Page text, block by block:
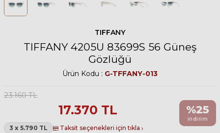
TIFFANY
TIFFANY 4205U 83699S 56 Güneş
Gözlüğü
Ürün Kodu : G-TFFANY-013
23.160TL
17.370 TL
3 x 5.790 TL Taksit seçenekleri için tıkla
%25
indirim